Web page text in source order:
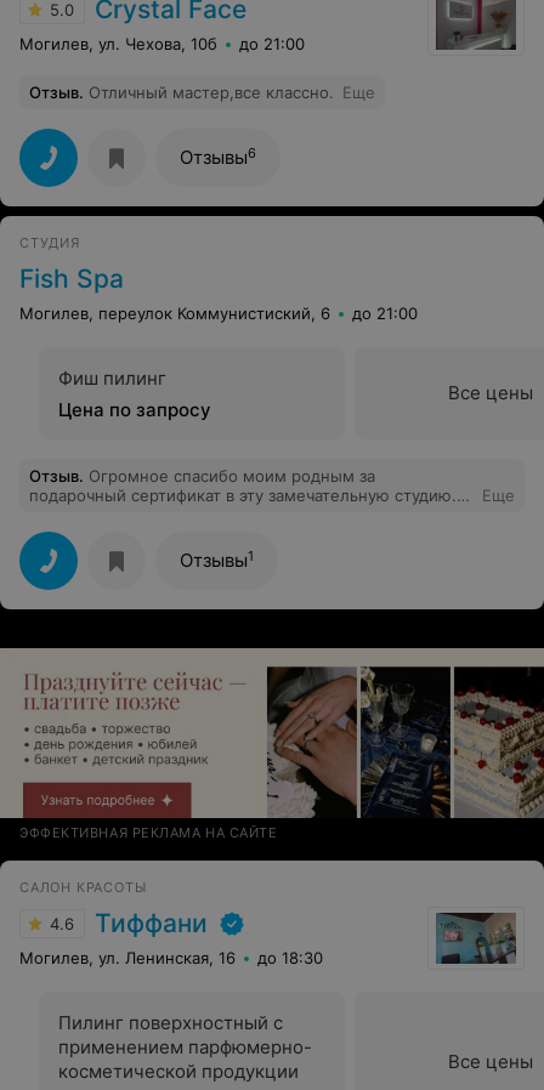
5.0 Crystal Face
Могилев, ул. Чехова, 10б до 21:00
Отзыв. Отличный мастер,все классно. Еще
Отзывы6
СТУДИЯ
Fish Spa
Могилев, переулок Коммунистиский, 6 до 21:00
Фиш пилинг
Цена по запросу
Все цены
Отзыв. Огромное спасибо моим родным за
подарочный сертификат в эту замечательную студию.
Еще
Отзывы1
ЭФФЕКТИВНАЯ РЕКЛАМА НА САЙТЕ
САЛОН КРАСОТЫ
4.6 Тиффани
Могилев, ул. Ленинская, 16 до 18:30
Пилинг поверхностный с
применением парфюмерно-
косметической продукции
Все цены